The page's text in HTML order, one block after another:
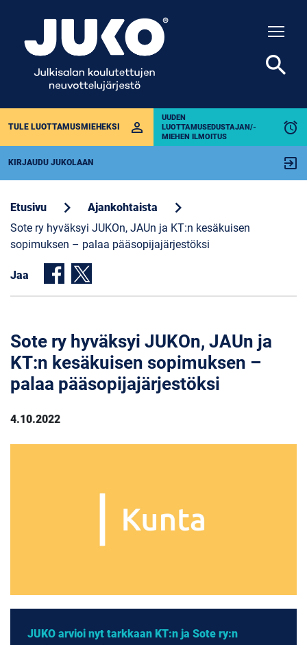
TULE LUOTTAMUSMIEHEKSI perm_identity
UUDEN
LUOTTAMUSEDUSTAJAN/-
MIEHEN ILMOITUS
alarm
KIRJAUDU JUKOLAAN exit_to_app
search
Etusivu chevron_right Ajankohtaista chevron_right
Sote ry hyväksyi JUKOn, JAUn ja KT:n kesäkuisen
sopimuksen – palaa pääsopijajärjestöksi
Jaa
Sote ry hyväksyi JUKOn, JAUn ja
KT:n kesäkuisen sopimuksen –
palaa pääsopijajärjestöksi
4.10.2022
JUKO arvioi nyt tarkkaan KT:n ja Sote ry:n